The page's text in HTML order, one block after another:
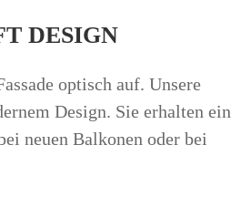
DESIGN
optisch auf. Unsere
Design. Sie erhalten ein
neuen Balkonen oder bei